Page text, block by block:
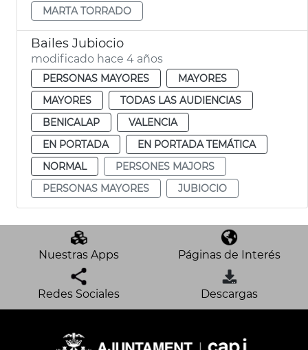
MARTA TORRADO
Bailes Jubiocio
modificado hace 4 años
PERSONAS MAYORES
MAYORES
MAYORES
TODAS LAS AUDIENCIAS
BENICALAP
VALENCIA
EN PORTADA
EN PORTADA TEMÁTICA
NORMAL
PERSONES MAJORS
PERSONAS MAYORES
JUBIOCIO
Nuestras Apps Páginas de Interés
Redes Sociales Descargas